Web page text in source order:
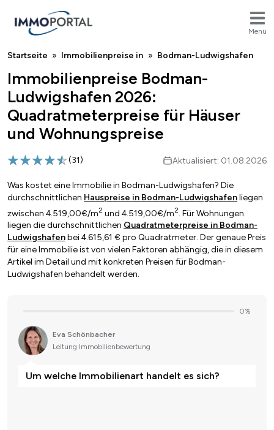
Menü
Breadcrumb
Startseite Immobilienpreise in Bodman-Ludwigshafen
Immobilienpreise Bodman-
Ludwigshafen 2026:
Quadratmeterpreise für Häuser
und Wohnungspreise
(31) Aktualisiert: 01.08.2026
Was kostet eine Immobilie in Bodman-Ludwigshafen? Die
durchschnittlichen Hauspreise in Bodman-Ludwigshafenliegen
zwischen 4.519,00€/m2 und 4.519,00€/m2. Für Wohnungen
liegen die durchschnittlichen Quadratmeterpreise in Bodman-
Ludwigshafenbei 4.615,61 € pro Quadratmeter. Der genaue Preis
für eine Immobilie ist von vielen Faktoren abhängig, die in diesem
Artikel im Detail und mit konkreten Preisen für Bodman-
Ludwigshafen behandelt werden.